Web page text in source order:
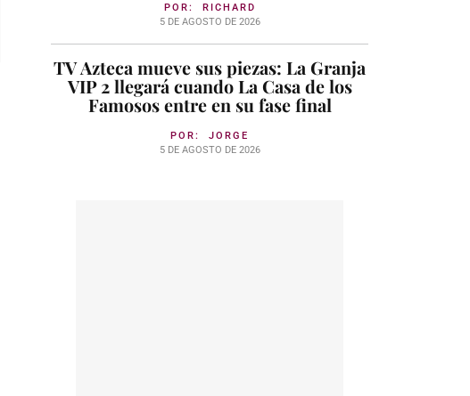
POR: RICHARD
5 DE AGOSTO DE 2026
TV Azteca mueve sus piezas: La Granja
VIP 2 llegará cuando La Casa de los
Famosos entre en su fase final
POR: JORGE
5 DE AGOSTO DE 2026